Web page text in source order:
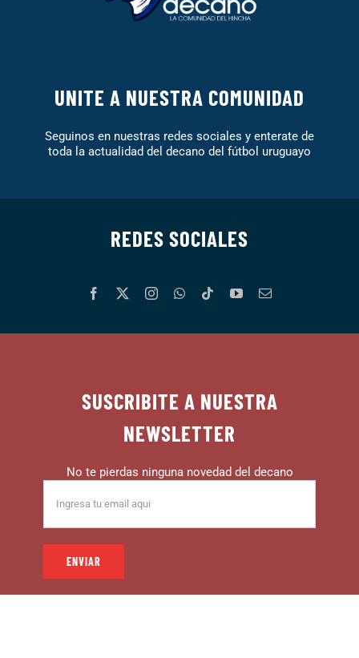
UNITE A NUESTRA COMUNIDAD
Seguinos en nuestras redes sociales y enterate de
toda la actualidad del decano del fútbol uruguayo
REDES SOCIALES
SUSCRIBITE A NUESTRA
NEWSLETTER
No te pierdas ninguna novedad del decano